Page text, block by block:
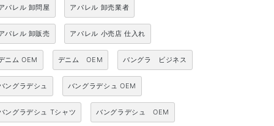
パレル 卸問屋 アパレル 卸売業者
パレル 卸販売 アパレル 小売店 仕入れ
ニム OEM デニム OEM バングラ ビジネス
ングラデシュ バングラデシュ OEM
ングラデシュ Tシャツ バングラデシュ OEM